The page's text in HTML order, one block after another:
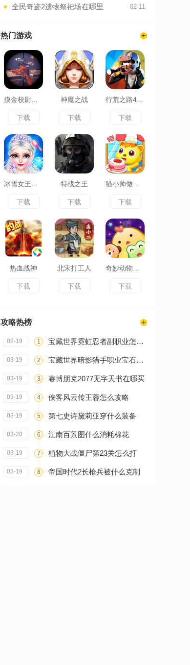
全民奇迹2遗物祭祀场在哪里 02-11
热门游戏
下载
神魔之战
下载 下载
下载
特战之王
下载 下载
热血战神
下载
北宋打工人
下载 下载
攻略热榜
03-19 1 宝藏世界霓虹忍者副职业怎么选
03-19 2 宝藏世界暗影猎手职业宝石怎么搭配
03-19 3 赛博朋克2077无字天书在哪买
03-19 4 侠客风云传王蓉怎么攻略
03-19 5 第七史诗黛莉亚穿什么装备
03-20 6 江南百景图什么消耗棉花
03-19 7 植物大战僵尸第23关怎么打
03-19 8 帝国时代2长枪兵被什么克制